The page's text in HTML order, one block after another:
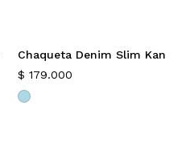
Nuevo
Chaqueta Denim Slim Kan
$ 179.000